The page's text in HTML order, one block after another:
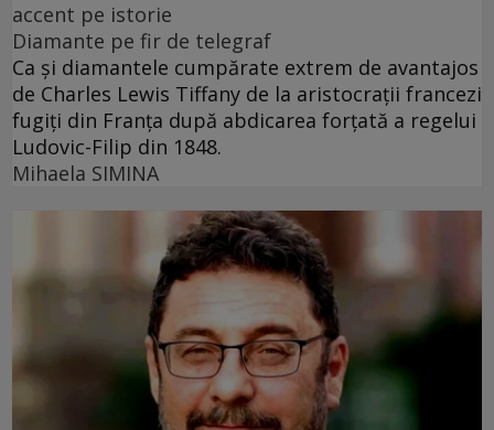
accent pe istorie
Diamante pe fir de telegraf
Ca și diamantele cumpărate extrem de avantajos
de Charles Lewis Tiffany de la aristocrații francezi
fugiți din Franța după abdicarea forțată a regelui
Ludovic-Filip din 1848.
Mihaela SIMINA